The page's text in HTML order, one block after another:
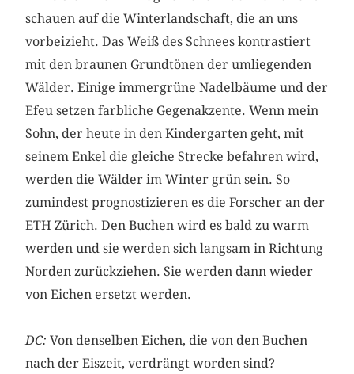
schauen auf die Winterlandschaft, die an uns
vorbeizieht. Das Weiß des Schnees kontrastiert
mit den braunen Grundtönen der umliegenden
Wälder. Einige immergrüne Nadelbäume und der
Efeu setzen farbliche Gegenakzente. Wenn mein
Sohn, der heute in den Kindergarten geht, mit
seinem Enkel die gleiche Strecke befahren wird,
werden die Wälder im Winter grün sein. So
zumindest prognostizieren es die Forscher an der
ETH Zürich. Den Buchen wird es bald zu warm
werden und sie werden sich langsam in Richtung
Norden zurückziehen. Sie werden dann wieder
von Eichen ersetzt werden.
DC:Von denselben Eichen, die von den Buchen
nach der Eiszeit, verdrängt worden sind?